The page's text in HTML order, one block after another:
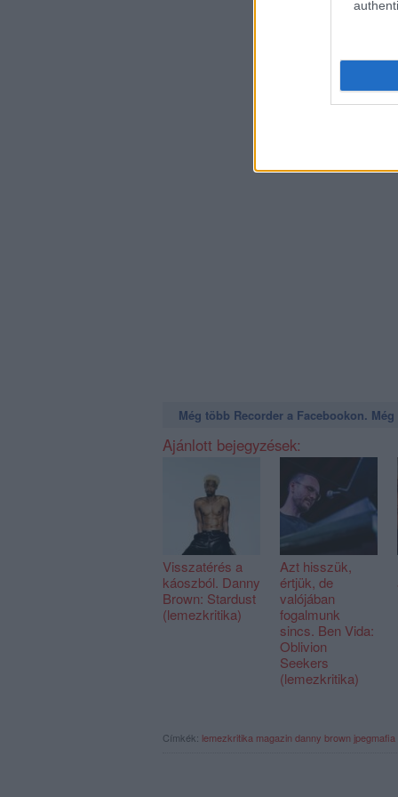
Még több Recorder a Facebookon.
Ajánlott bejegyzések:
Visszatérés a
káoszból. Danny
Brown: Stardust
(lemezkritika)
Azt hisszük,
értjük, de
valójában
fogalmunk
sincs. Ben Vida:
Oblivion
Seekers
(lemezkritika)
Címkék: lemezkritika magazin danny brown jpegmafia